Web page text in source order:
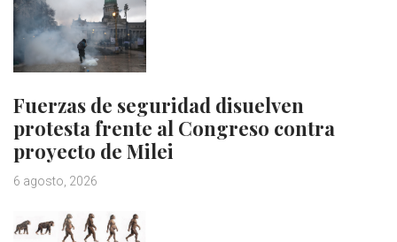
Fuerzas de seguridad disuelven
protesta frente al Congreso contra
proyecto de Milei
6 agosto, 2026